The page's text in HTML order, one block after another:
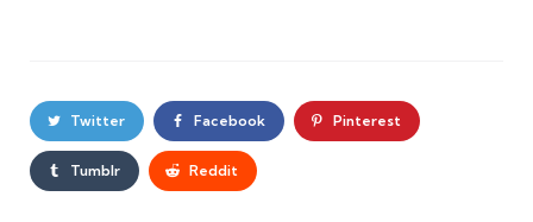
Twitter Facebook Pinterest
Tumblr Reddit